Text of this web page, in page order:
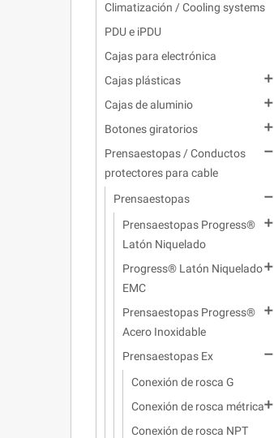
Climatización / Cooling systems
PDU e iPDU
Cajas para electrónica
Cajas plásticas

Cajas de aluminio

Botones giratorios

Prensaestopas / Conductos
protectores para cable

Prensaestopas 
Prensaestopas Progress®
Latón Niquelado

Progress® Latón Niquelado
EMC

Prensaestopas Progress®
Acero Inoxidable

Prensaestopas Ex 
Conexión de rosca G
Conexión de rosca métrica
Conexión de rosca NPT